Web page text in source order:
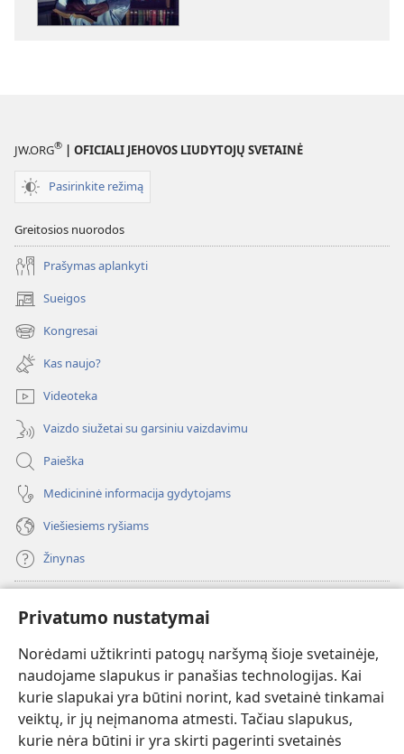
Privatumo nustatymai
Norėdami užtikrinti patogų naršymą šioje svetainėje,
naudojame slapukus ir panašias technologijas. Kai
kurie slapukai yra būtini norint, kad svetainė tinkamai
veiktų, ir jų neįmanoma atmesti. Tačiau slapukus,
kurie nėra būtini ir yra skirti pagerinti svetainės
JW.ORG® | OFICIALI JEHOVOS LIUDYTOJŲ SVETAINĖ
Pasirinkite režimą
Greitosios nuorodos
Prašymas aplankyti
Sueigos
(atsiveria
naujas
langas)
Kongresai
(atsiveria
naujas
langas)
Kas naujo?
Videoteka
Vaizdo siužetai su garsiniu vaizdavimu
Paieška
Medicininė informacija gydytojams
Viešiesiems ryšiams
Žinynas
(atsiveria
naujas
langas)Sargybos bokšto INTERNETINĖ BIBLIOTEKA
(atsiveria
naujas
langas)JW Hub ®
(atsiveria
naujas
langas)JW Library